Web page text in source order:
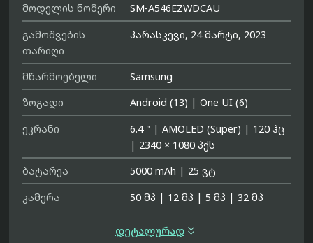
მოდელის ნომერი
SM-A546EZWDCAU
გამოშვების
თარიღი
პარასკევი, 24 მარტი, 2023
მწარმოებელი
Samsung
ზოგადი
Android (13) | One UI (6)
ეკრანი
6.4 " | AMOLED (Super) | 120 ჰც
| 2340 × 1080 პქს
ბატარეა
5000 mAh | 25 ვტ
კამერა
50 მპ | 12 მპ | 5 მპ | 32 მპ
დეტალურად 